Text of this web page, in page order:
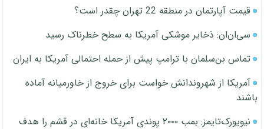
قیمت آپارتمان در منطقه 22 تهران چقدر است؟
سی‌ان‌ان: ذخایر موشکی آمریکا به سطح خطرناک رسید
تماس بن‌سلمان با ترامپ پیش از حمله احتمالی آمریکا به ایران
آمریکا از شهروندانش خواست برای خروج از خاورمیانه آماده
باشند
نیویورک‌تایمز: بمب ۲۰۰۰ پوندی آمریکا خانه‌ای در قشم را هدف